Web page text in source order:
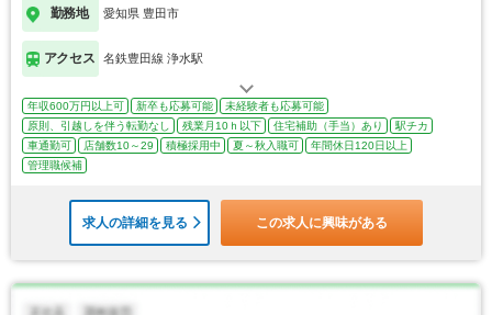
勤務地 愛知県 豊田市
アクセス 名鉄豊田線 浄水駅
年収600万円以上可 新卒も応募可能
未経験者も応募可能
原則、引越しを伴う転勤なし
残業月10ｈ以下 住宅補助（手当）あり
駅チカ
車通勤可
店舗数10～29 積極採用中 夏～秋入職可
年間休日120日以上
管理職候補
求人の詳細を見る この求人に興味がある